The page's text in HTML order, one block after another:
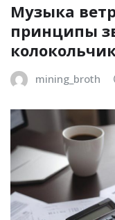
Музыка
принципы
mining_broth